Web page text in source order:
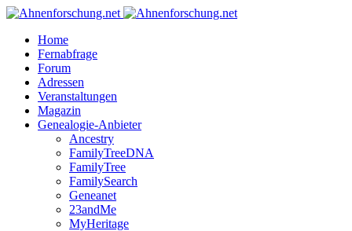
Home
Fernabfrage
Forum
Adressen
Veranstaltungen
Magazin
Genealogie-Anbieter
Ancestry
FamilyTreeDNA
FamilyTree
FamilySearch
Geneanet
23andMe
MyHeritage